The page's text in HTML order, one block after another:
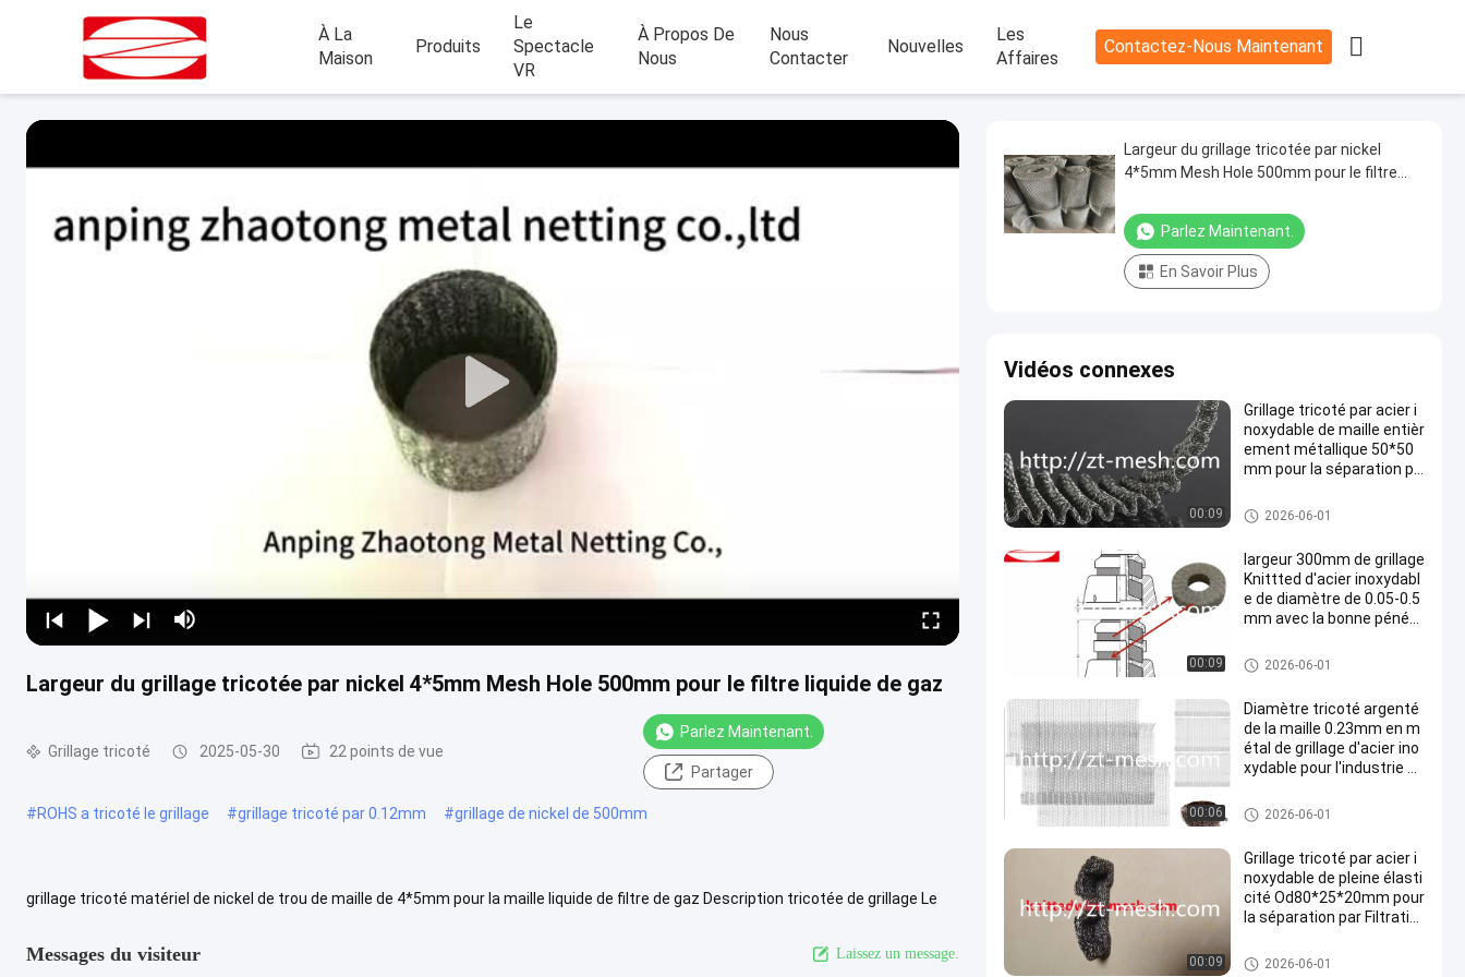
À La
Maison
Produits
Le
Spectacle
VR
À Propos De
Nous
Nous
Contacter
Nouvelles
Les
Affaires
Contactez-Nous Maintenant 
Largeur du grillage tricotée par nickel 4*5mm Mesh Hole 500mm pour le filtre liquide de gaz
Grillage tricoté 2025-05-30 22 points de vue
Parlez Maintenant.
Partager
#ROHS a tricoté le grillage #grillage tricoté par 0.12mm #grillage de nickel de 500mm
grillage tricoté matériel de nickel de trou de maille de 4*5mm pour la maille liquide de filtre de gaz Description tricotée de grillage Le
Messages du visiteur Laissez un message.
Largeur du grillage tricotée par nickel
4*5mm Mesh Hole 500mm pour le filtre
Parlez Maintenant.
En Savoir Plus
Vidéos connexes
00:09
Grillage tricoté par acier i
noxydable de maille entièr
ement métallique 50*50
mm pour la séparation pa
Grillage tricoté
2026-06-01
00:09
largeur 300mm de grillage
Knittted d'acier inoxydabl
e de diamètre de 0.05-0.5
mm avec la bonne pénétr
Grillage tricoté
2026-06-01
00:06
Diamètre tricoté argenté
de la maille 0.23mm en m
étal de grillage d'acier ino
xydable pour l'industrie au
Grillage tricoté
2026-06-01
00:09
Grillage tricoté par acier i
noxydable de pleine élasti
cité Od80*25*20mm pour
la séparation par Filtratio
strielles
Grillage tricoté
2026-06-01